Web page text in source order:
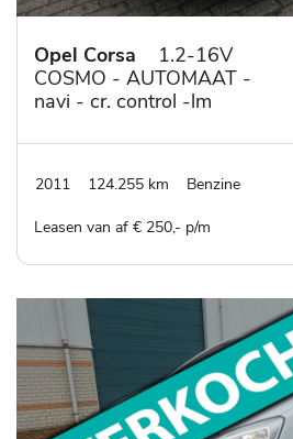
Opel Corsa
1.2-16V
COSMO - AUTOMAAT -
navi - cr. control -lm
2011 124.255 km Benzine
Leasen van af € 250,- p/m